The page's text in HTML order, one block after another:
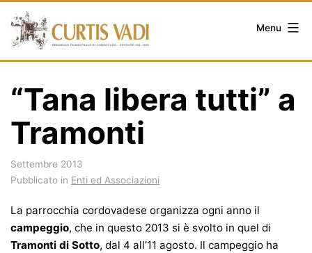
Salta
contenuto
Menu
“Tana libera tutti” a
Tramonti
Settembre 2013
Pubblicato in Enti ed Associazioni
La parrocchia cordovadese organizza ogni anno il
campeggio, che in questo 2013 si è svolto in quel di
Tramonti di Sotto, dal 4 all’11 agosto. Il campeggio ha